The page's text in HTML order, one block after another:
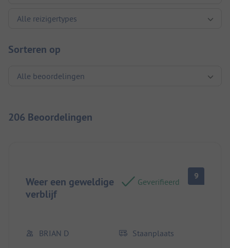
Sorteren op
206 Beoordelingen
Weer een geweldige
verblijf
Geverifieerd
9
BRIAN D Staanplaats